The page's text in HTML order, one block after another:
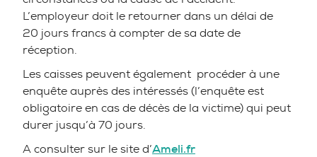
L’employeur doit le retourner dans un délai de
20 jours francs à compter de sa date de
réception.
Les caisses peuvent également procéder à une
enquête auprès des intéressés (l’enquête est
obligatoire en cas de décès de la victime) qui peut
durer jusqu’à 70 jours.
A consulter sur le site d’Ameli.fr